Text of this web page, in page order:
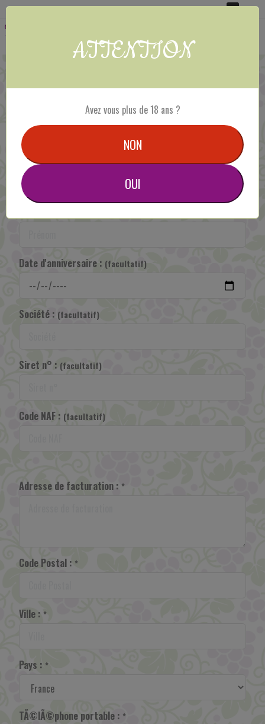
Inscription
CIVILITE : Mlle
Nom :*
Date d'anniversaire : (facultatif)
Société : (facultatif)
Siret n° : (facultatif)
Code NAF : (facultatif)
Adresse de facturation : *
Code Postal : *
Ville : *
Pays : *
TÃ©lÃ©phone portable : *
0
ATTENTION
Avez vous plus de 18 ans ?
NON
OUI
Panneau de gestion des cookies